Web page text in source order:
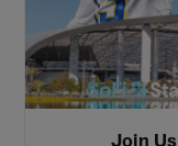
Join Us